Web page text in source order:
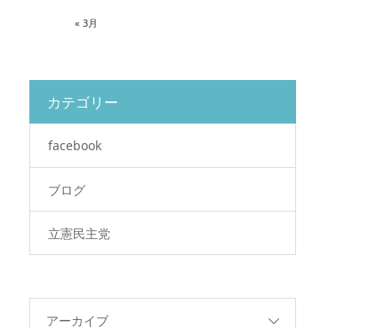
« 3月
カテゴリー
facebook
ブログ
立憲民主党
アーカイブ